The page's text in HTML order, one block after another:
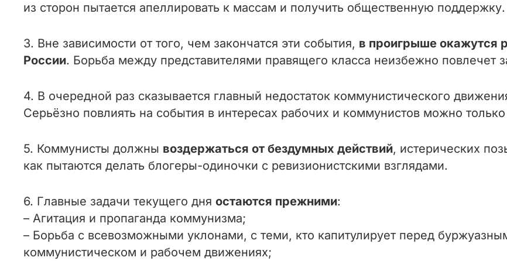
из сторон пытается апеллировать к массам и получить общественную поддержку.
3. Вне зависимости от того, чем закончатся эти события, в проигрыше окажутся
России. Борьба между представителями правящего класса неизбежно повлечет
4. В очередной раз сказывается главный недостаток коммунистического
Серьёзно повлиять на события в интересах рабочих и коммунистов можно
5. Коммунисты должны воздержаться от бездумных действий, истерических
как пытаются делать блогеры-одиночки с ревизионистскими взглядами.
6. Главные задачи текущего дня остаются прежними:
– Агитация и пропаганда коммунизма;
– Борьба с всевозможными уклонами, с теми, кто капитулирует перед
коммунистическом и рабочем движениях;